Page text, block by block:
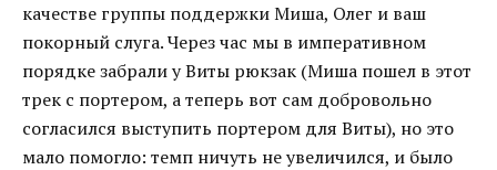
качестве группы поддержки Миша, Олег и ваш
покорный слуга. Через час мы в императивном
порядке забрали у Виты рюкзак (Миша пошел в этот
трек с портером, а теперь вот сам добровольно
согласился выступить портером для Виты), но это
мало помогло: темп ничуть не увеличился, и было